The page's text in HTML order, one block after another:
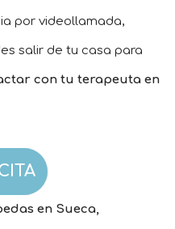
por videollamada,
salir de tu casa para
con tu terapeuta en
en Sueca,